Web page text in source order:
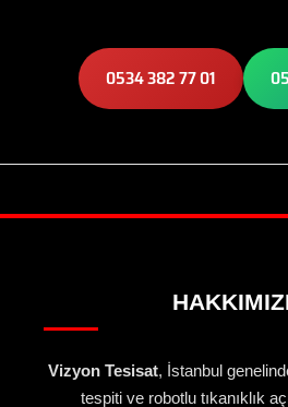
0534 382 77 01
Vizyon Tesisat, İstanbul
tespiti ve robotlu tıkanıklık